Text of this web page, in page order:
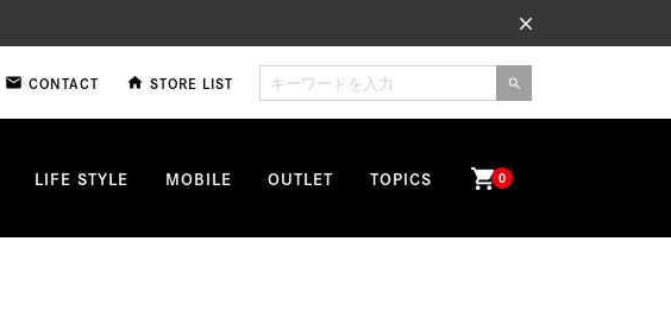
close
email CONTACT home STORE LIST search
LIFE STYLE MOBILE OUTLET TOPICS shopping_cart0